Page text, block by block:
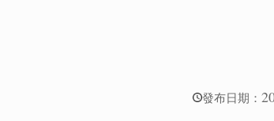
發布日期：